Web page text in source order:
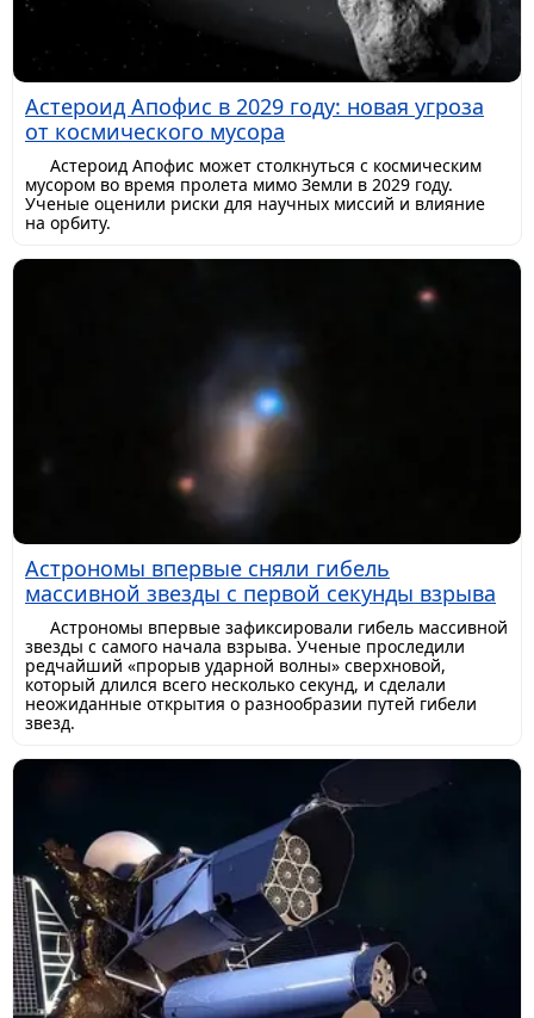
Астероид Апофис в 2029 году: новая угроза
от космического мусора
Астероид Апофис может столкнуться с космическим
мусором во время пролета мимо Земли в 2029 году.
Ученые оценили риски для научных миссий и влияние
на орбиту.
Астрономы впервые сняли гибель
массивной звезды с первой секунды взрыва
Астрономы впервые зафиксировали гибель массивной
звезды с самого начала взрыва. Ученые проследили
редчайший «прорыв ударной волны» сверхновой,
который длился всего несколько секунд, и сделали
неожиданные открытия о разнообразии путей гибели
звезд.